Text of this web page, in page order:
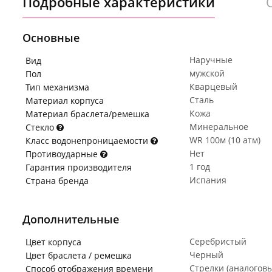
Основные
Вид
Наручные
Пол
мужской
Тип механизма
Кварцевый
Материал корпуса
Сталь
Материал браслета/ремешка
Кожа
Стекло
Минеральное
Класс водонепроницаемости
WR 100м (10 атм)
Противоударные
Нет
Гарантия производителя
1 год
Страна бренда
Испания
Дополнительные
Цвет корпуса
Серебристый
Цвет браслета / ремешка
Черный
Способ отображения времени
Стрелки